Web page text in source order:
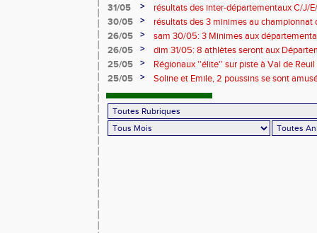
31/05
>
résultats des inter-départementaux C/J/
30/05
>
résultats des 3 minimes au championnat
26/05
>
sam 30/05: 3 Minimes aux
horaires modifiées !!
26/05 >
dim 31/05: 8 athlètes seront aux
à Caen !
25/05 >
Régionaux ''élite'' sur piste à Val de
conditions de participation
25/05 > Soline et Emile, 2 poussins se sont